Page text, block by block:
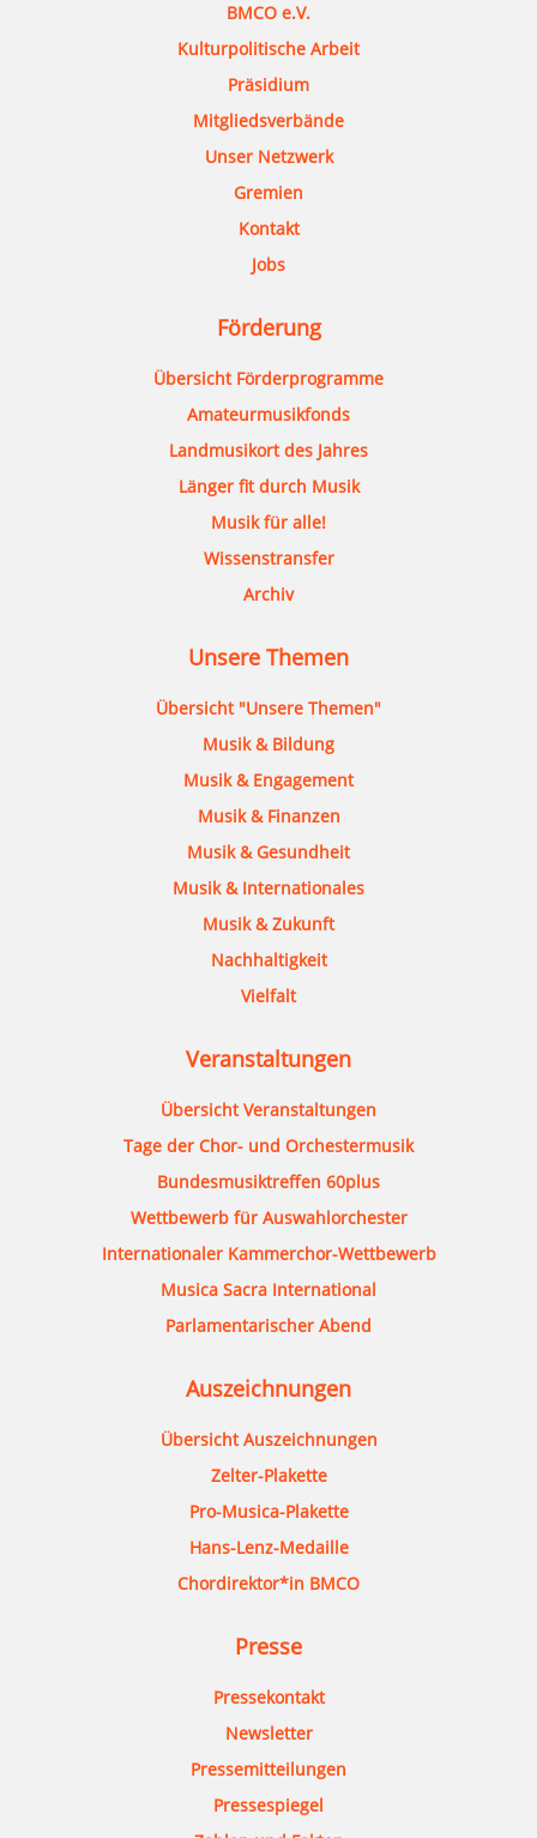
BMCO e.V.
Kulturpolitische Arbeit
Präsidium
Mitgliedsverbände
Unser Netzwerk
Gremien
Kontakt
Jobs
Förderung
Übersicht Förderprogramme
Amateurmusikfonds
Landmusikort des Jahres
Länger fit durch Musik
Musik für alle!
Wissenstransfer
Archiv
Unsere Themen
Übersicht "Unsere Themen"
Musik & Bildung
Musik & Engagement
Musik & Finanzen
Musik & Gesundheit
Musik & Internationales
Musik & Zukunft
Nachhaltigkeit
Vielfalt
Veranstaltungen
Übersicht Veranstaltungen
Tage der Chor- und Orchestermusik
Bundesmusiktreffen 60plus
Wettbewerb für Auswahlorchester
Internationaler Kammerchor-Wettbewerb
Musica Sacra International
Parlamentarischer Abend
Auszeichnungen
Übersicht Auszeichnungen
Zelter-Plakette
Pro-Musica-Plakette
Hans-Lenz-Medaille
Chordirektor*in BMCO
Presse
Pressekontakt
Newsletter
Pressemitteilungen
Pressespiegel